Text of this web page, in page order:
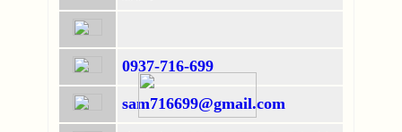
0937-716-699
sam716699@gmail.com